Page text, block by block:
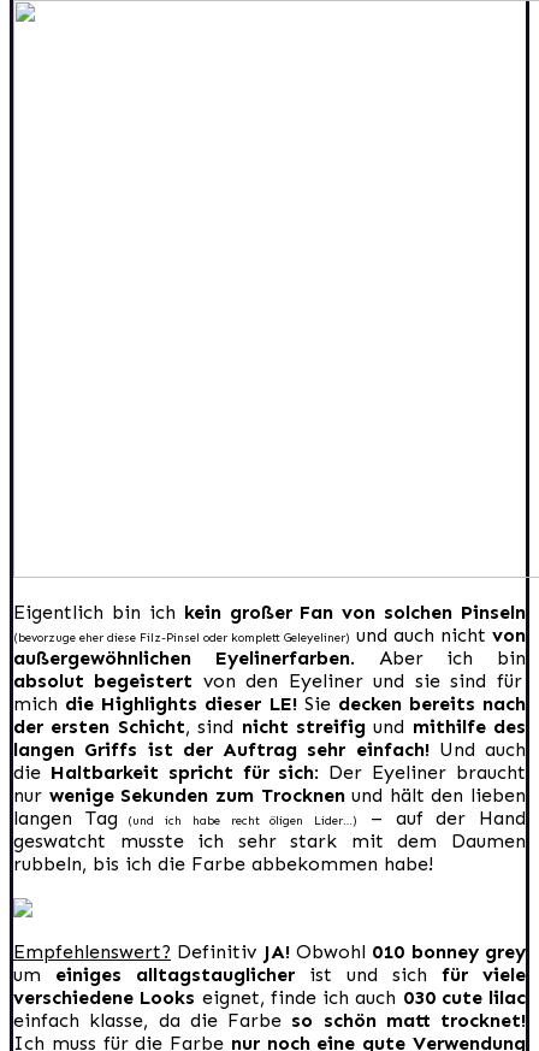
Eigentlich bin ich kein großer Fan von solchen Pinseln
(bevorzuge eher diese Filz-Pinsel oder komplett Geleyeliner) und auch nicht von
außergewöhnlichen Eyelinerfarben. Aber ich bin
absolut begeistert von den Eyeliner und sie sind für
mich die Highlights dieser LE! Siedecken bereits nach
der ersten Schicht, sind nicht streifigund mithilfe des
langen Griffs ist der Auftrag sehr einfach!Und auch
die Haltbarkeit spricht für sich: Der Eyeliner braucht
nur wenige Sekunden zum Trocknenund hält den lieben
langen Tag (und ich habe recht öligen Lider…)
– auf der Hand
geswatcht musste ich sehr stark mit dem Daumen
rubbeln, bis ich die Farbe abbekommen habe!
Empfehlenswert? Definitiv JA!Obwohl 010 bonney grey
um einiges alltagstauglicher ist und sich für viele
verschiedene Looks eignet, finde ich auch 030 cute lilac
einfach klasse, da die Farbe so schön matt trocknet!
Ich muss für die Farbe nur noch eine gute Verwendung